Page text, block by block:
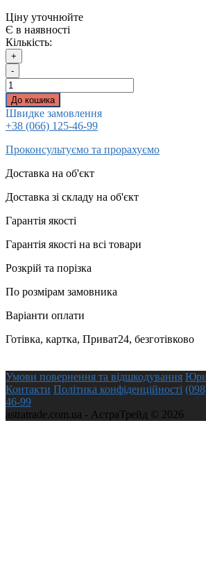
Ціну уточнюйте
Є в наявності
Кількість:
+
-
До кошика
Швидке замовлення
+38 (066) 125-46-99
Проконсультуємо та прорахуємо
Доставка на об'єкт
Доставка зі складу на об'єкт
Гарантія якості
Гарантія якості на всі товари
Розкрій та порізка
По розмірам замовника
Варіанти оплати
Готівка, картка, Приват24, безготівково
Умови повернення та відшкодування
Контакти Політика конфіденційності
46-99
astratrade.com.ua - АстраТрейд © 2026